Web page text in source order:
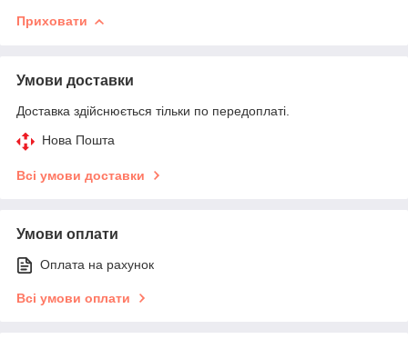
Приховати
Умови доставки
Доставка здійснюється тільки по передоплаті.
Нова Пошта
Всі умови доставки
Умови оплати
Оплата на рахунок
Всі умови оплати